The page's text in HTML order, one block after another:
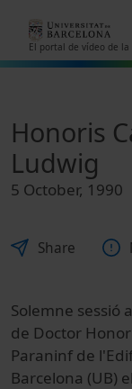
El portal de vídeo de
Honoris
Ludwig
5 October, 1990
Share
Solemne sessió
de Doctor
Paraninf de
Barcelona (UB)